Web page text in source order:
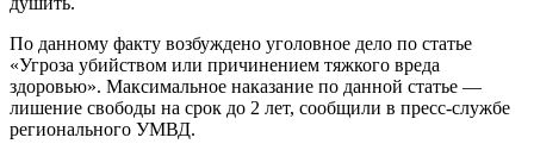
По данному факту возбуждено уголовное дело по статье
«Угроза убийством или причинением тяжкого вреда
здоровью». Максимальное наказание по данной статье —
лишение свободы на срок до 2 лет, сообщили в пресс-службе
регионального УМВД.